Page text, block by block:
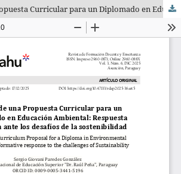
Diseño de una Propuesta Curricular para un Diplomado en Educación Ambiental: Respuesta formativa ante los desafíos de la sostenibilidad